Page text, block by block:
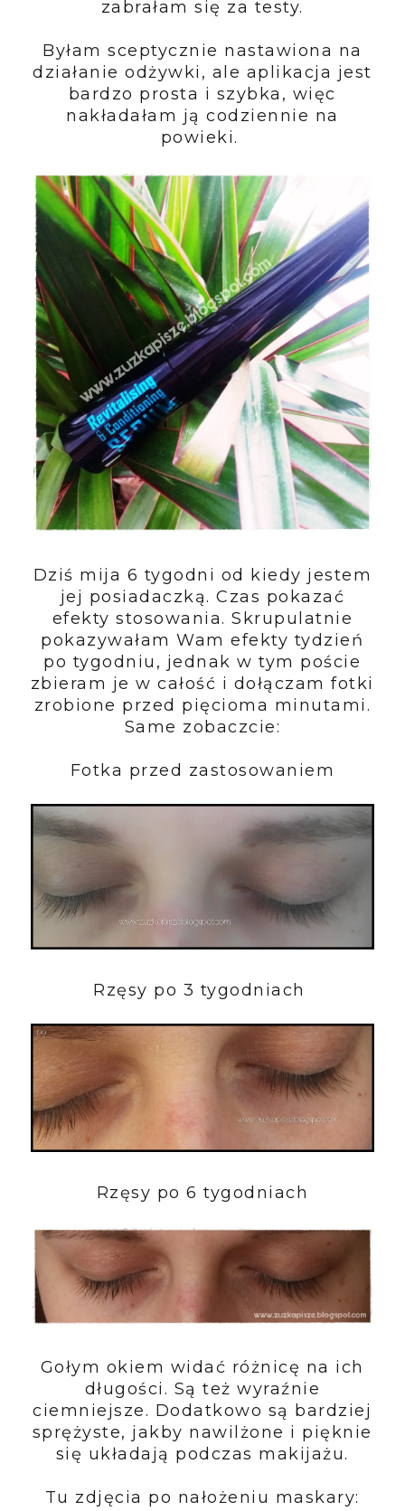
zabrałam się za testy.
Byłam sceptycznie nastawiona na
działanie odżywki, ale aplikacja jest
bardzo prosta i szybka, więc
nakładałam ją codziennie na
powieki.
Dziś mija 6 tygodni od kiedy jestem
jej posiadaczką. Czas pokazać
efekty stosowania. Skrupulatnie
pokazywałam Wam efekty tydzień
po tygodniu, jednak w tym poście
zbieram je w całość i dołączam fotki
zrobione przed pięcioma minutami.
Same zobaczcie:
Fotka przed zastosowaniem
Rzęsy po 3 tygodniach
Rzęsy po 6 tygodniach
Gołym okiem widać różnicę na ich
długości. Są też wyraźnie
ciemniejsze. Dodatkowo są bardziej
sprężyste, jakby nawilżone i pięknie
się układają podczas makijażu.
Tu zdjęcia po nałożeniu maskary: